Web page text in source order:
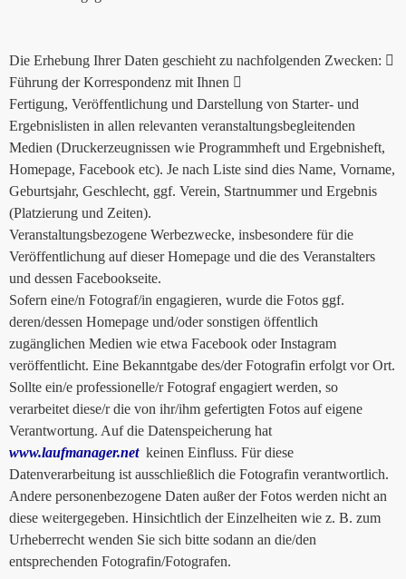
Die Erhebung Ihrer Daten geschieht zu nachfolgenden Zwecken: 
Führung der Korrespondenz mit Ihnen 
Fertigung, Veröffentlichung und Darstellung von Starter- und
Ergebnislisten in allen relevanten veranstaltungsbegleitenden
Medien (Druckerzeugnissen wie Programmheft und Ergebnisheft,
Homepage, Facebook etc). Je nach Liste sind dies Name, Vorname,
Geburtsjahr, Geschlecht, ggf. Verein, Startnummer und Ergebnis
(Platzierung und Zeiten).
Veranstaltungsbezogene Werbezwecke, insbesondere für die
Veröffentlichung auf dieser Homepage und die des Veranstalters
und dessen Facebookseite.
Sofern eine/n Fotograf/in engagieren, wurde die Fotos ggf.
deren/dessen Homepage und/oder sonstigen öffentlich
zugänglichen Medien wie etwa Facebook oder Instagram
veröffentlicht. Eine Bekanntgabe des/der Fotografin erfolgt vor Ort.
Sollte ein/e professionelle/r Fotograf engagiert werden, so
verarbeitet diese/r die von ihr/ihm gefertigten Fotos auf eigene
Verantwortung. Auf die Datenspeicherung hat
www.laufmanager.netkeinen Einfluss. Für diese
Datenverarbeitung ist ausschließlich die Fotografin verantwortlich.
Andere personenbezogene Daten außer der Fotos werden nicht an
diese weitergegeben. Hinsichtlich der Einzelheiten wie z. B. zum
Urheberrecht wenden Sie sich bitte sodann an die/den
entsprechenden Fotografin/Fotografen.